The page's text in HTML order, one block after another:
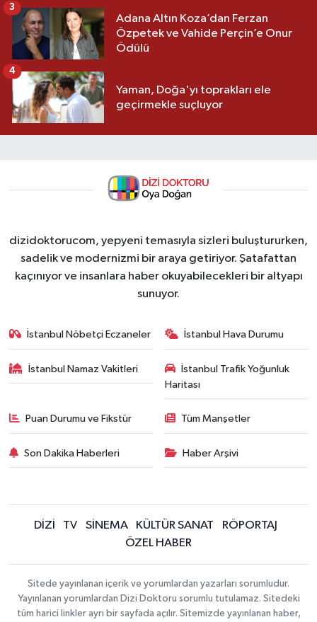
Adana Altın Koza’dan Ferzan
Özpetek ve Vahide Perçin’e Onur
Ödülü
3
Yaman, Doğa'yı toprakları ele
geçirmekle suçluyor
4
dizidoktorucom, yepyeni temasıyla sizleri buluştururken,
sadelik ve modernizmi bir araya getiriyor. Şatafattan
kaçınıyor ve insanlara haber okuyabilecekleri bir altyapı
sunuyor.
İstanbul Nöbetçi Eczaneler İstanbul Hava Durumu
İstanbul Namaz Vakitleri
İstanbul Trafik Yoğunluk
Haritası
Puan Durumu ve Fikstür Tüm Manşetler
Son Dakika Haberleri Haber Arşivi
DİZİ TV SİNEMA KÜLTÜR SANAT
RÖPORTAJ
ÖZEL HABER
Sitede yayınlanan içerik ve yorumlardan yazarları sorumludur.
Yayınlanan yorumlardan Dizi Doktoru sorumlu tutulamaz. Sitedeki
tüm harici linkler ayrı bir sayfada açılır. Sitemizde yayınlanan haber,